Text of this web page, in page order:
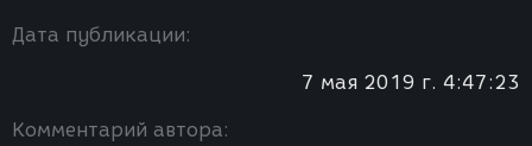
Дата публикации:
7 мая 2019 г. 4:47:23
Комментарий автора: